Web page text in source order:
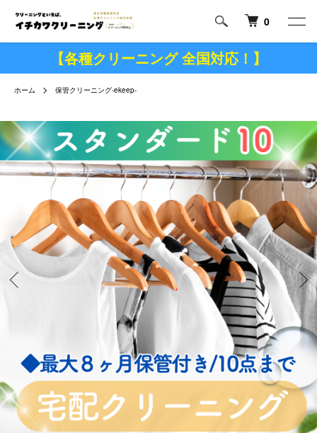
0
【各種クリーニング 全国対応！】
ホーム 保管クリーニング-ekeep-